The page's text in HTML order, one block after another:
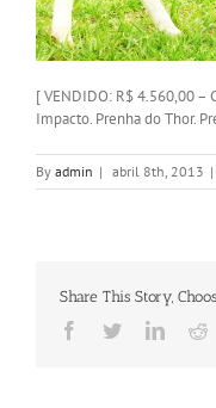
[ VENDIDO: R$ 4.560,00
Impacto. Prenha do Thor.
By admin | abril 8th, 2013 |
Share This Story,
Facebook
Twitter